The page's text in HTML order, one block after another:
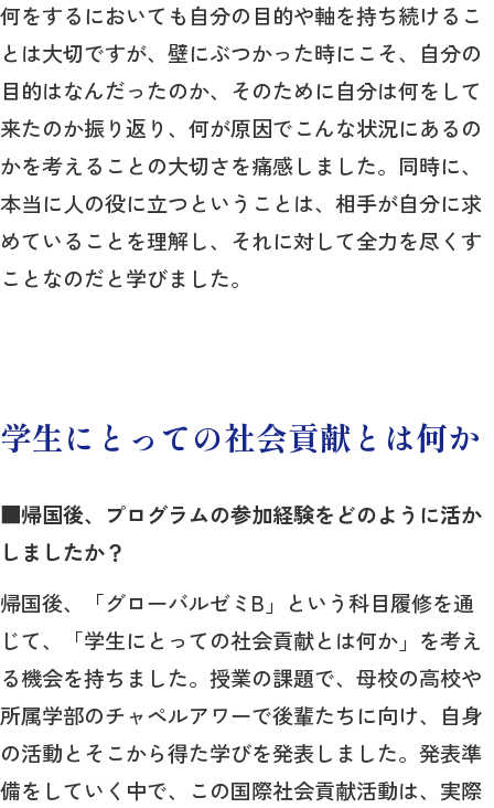
何をするにおいても自分の目的や軸を持ち続けるこ
とは大切ですが、壁にぶつかった時にこそ、自分の
目的はなんだったのか、そのために自分は何をして
来たのか振り返り、何が原因でこんな状況にあるの
かを考えることの大切さを痛感しました。同時に、
本当に人の役に立つということは、相手が自分に求
めていることを理解し、それに対して全力を尽くす
ことなのだと学びました。
学生にとっての社会貢献とは何か
■帰国後、プログラムの参加経験をどのように活か
しましたか？
帰国後、「グローバルゼミB」という科目履修を通
じて、「学生にとっての社会貢献とは何か」を考え
る機会を持ちました。授業の課題で、母校の高校や
所属学部のチャペルアワーで後輩たちに向け、自身
の活動とそこから得た学びを発表しました。発表準
備をしていく中で、この国際社会貢献活動は、実際